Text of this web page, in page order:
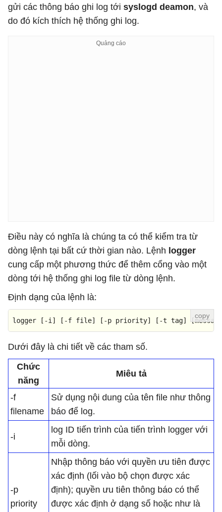
gửi các thông báo ghi log tới syslogd deamon, và
do đó kích thích hệ thống ghi log.
Điều này có nghĩa là chúng ta có thể kiểm tra từ
dòng lệnh tại bất cứ thời gian nào. Lệnh logger
cung cấp một phương thức để thêm cổng vào một
dòng tới hệ thống ghi log file từ dòng lệnh.
Định dạng của lệnh là:
logger [-i] [-f file] [-p priority] [-t tag]
Dưới đây là chi tiết về các tham số.
Chức
năng
Miêu tả
-f
filename
Sử dụng nội dung của tên file như thông
báo để log.
-i
log ID tiến trình của tiến trình logger với
mỗi dòng.
-p
priority
Nhập thông báo với quyền ưu tiên được
xác định (lối vào bộ chọn được xác
định); quyền ưu tiên thông báo có thể
được xác định ở dạng số hoặc như là